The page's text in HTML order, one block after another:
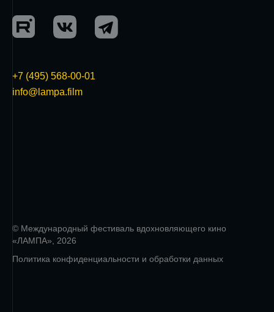
+7 (495) 568-00-01
info@lampa.film
© Международный фестиваль вдохновляющего кино
«ЛАМПА», 2026
Политика конфиденциальности и обработки данных